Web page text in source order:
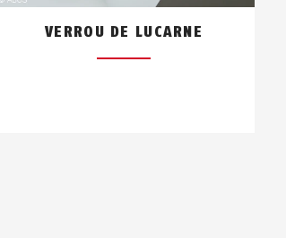
VERROU DE LUCARNE